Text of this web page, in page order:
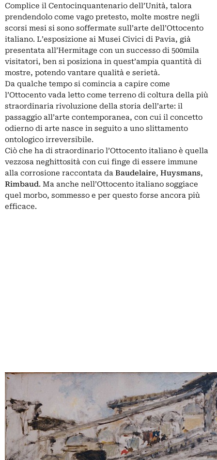
Complice il Centocinquantenario dell’Unità, talora
prendendolo come vago pretesto, molte mostre negli
scorsi mesi si sono soffermate sull’arte dell’Ottocento
italiano. L’esposizione ai Musei Civici di Pavia, già
presentata all’Hermitage con un successo di 500mila
visitatori, ben si posiziona in quest’ampia quantità di
mostre, potendo vantare qualità e serietà.
Da qualche tempo si comincia a capire come
l’Ottocento vada letto come terreno di coltura della più
straordinaria rivoluzione della storia dell’arte: il
passaggio all’arte contemporanea, con cui il concetto
odierno di arte nasce in seguito a uno slittamento
ontologico irreversibile.
Ciò che ha di straordinario l’Ottocento italiano è quella
vezzosa neghittosità con cui finge di essere immune
alla corrosione raccontata da Baudelaire, Huysmans,
Rimbaud. Ma anche nell’Ottocento italiano soggiace
quel morbo, sommesso e per questo forse ancora più
efficace.